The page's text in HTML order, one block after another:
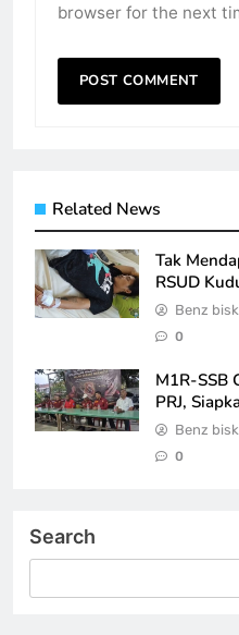
browser for the next
Related News
Tak
RSUD
Benz
0
M1R-SSB
PRJ,
Benz
0
Search